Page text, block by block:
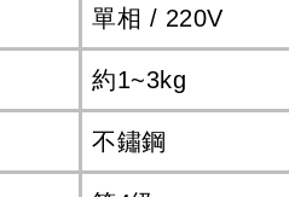
單相 / 220V
約1~3kg
不鏽鋼